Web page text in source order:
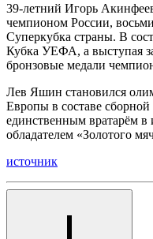
39-летний Игорь
чемпионом России,
Суперкубка страны. В
Кубка УЕФА, а выступая
бронзовые медали
Лев Яшин становился
Европы в составе
единственным вратарём
обладателем «Золотого
источник